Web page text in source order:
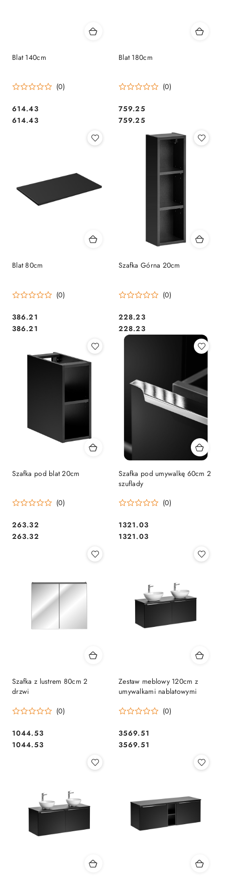
Blat 140cm
(0)
Cena:
614.43
Cena:
614.43
Blat 180cm
(0)
Cena:
759.25
Cena:
759.25
Blat 80cm
(0)
Cena:
386.21
Cena:
386.21
Szafka Górna 20cm
(0)
Cena:
228.23
Cena:
228.23
Szafka pod blat 20cm
(0)
Cena:
263.32
Cena:
263.32
Szafka pod umywalkę 60cm 2
szuflady
(0)
Cena:
1321.03
Cena:
1321.03
Szafka z lustrem 80cm 2
drzwi
(0)
Cena:
1044.53
Cena:
1044.53
Zestaw meblowy 120cm z
umywalkami nablatowymi
(0)
Cena:
3569.51
Cena:
3569.51